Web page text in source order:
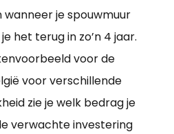
wanneer je spouwmuur
het terug in zo’n 4 jaar.
voor de
voor verschillende
zie je welk bedrag je
verwachte investering